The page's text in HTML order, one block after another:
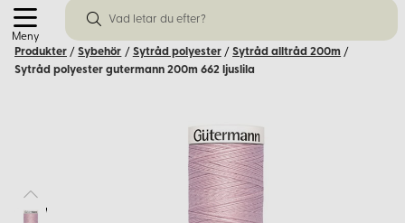
Meny
Produkter / Sybehör / Sytråd polyester / Sytråd alltråd 200m /
Sytråd polyester gutermann 200m 662 ljuslila